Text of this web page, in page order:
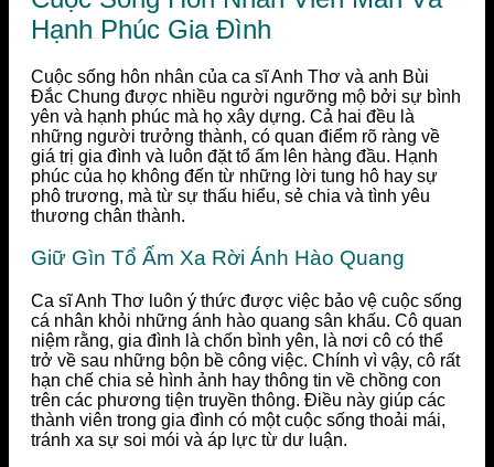
Hạnh Phúc Gia Đình
Cuộc sống hôn nhân của ca sĩ Anh Thơ và anh Bùi
Đắc Chung được nhiều người ngưỡng mộ bởi sự bình
yên và hạnh phúc mà họ xây dựng. Cả hai đều là
những người trưởng thành, có quan điểm rõ ràng về
giá trị gia đình và luôn đặt tổ ấm lên hàng đầu. Hạnh
phúc của họ không đến từ những lời tung hô hay sự
phô trương, mà từ sự thấu hiểu, sẻ chia và tình yêu
thương chân thành.
Giữ Gìn Tổ Ấm Xa Rời Ánh Hào Quang
Ca sĩ Anh Thơ luôn ý thức được việc bảo vệ cuộc sống
cá nhân khỏi những ánh hào quang sân khấu. Cô quan
niệm rằng, gia đình là chốn bình yên, là nơi cô có thể
trở về sau những bộn bề công việc. Chính vì vậy, cô rất
hạn chế chia sẻ hình ảnh hay thông tin về chồng con
trên các phương tiện truyền thông. Điều này giúp các
thành viên trong gia đình có một cuộc sống thoải mái,
tránh xa sự soi mói và áp lực từ dư luận.